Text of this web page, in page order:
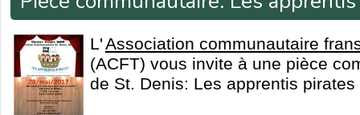
L'Association communautaire
(ACFT) vous invite à une pièce
de St. Denis: Les apprentis